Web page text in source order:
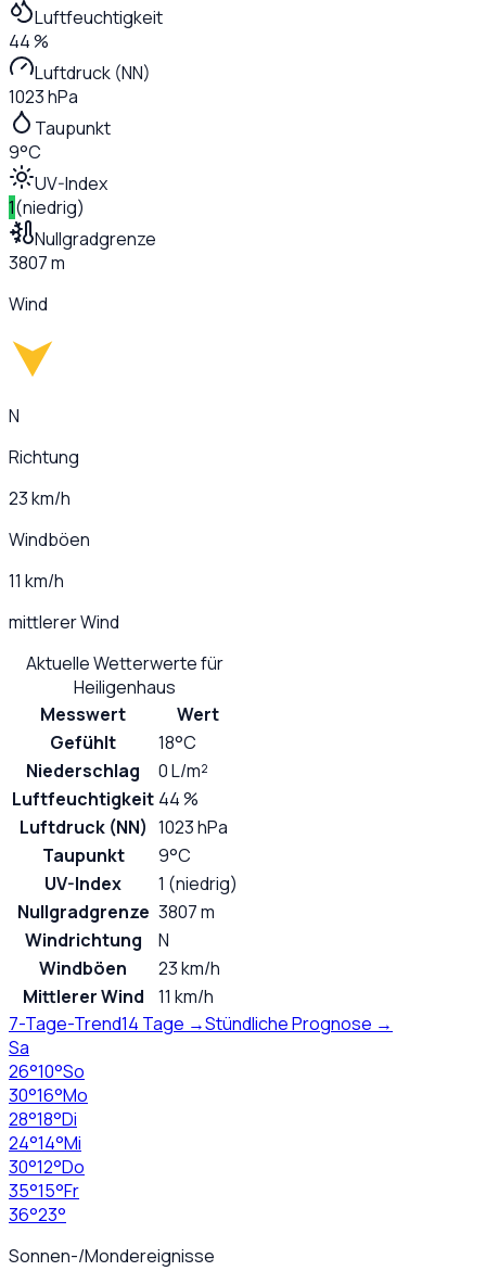
Luftfeuchtigkeit
44 %
Luftdruck (NN)
1023 hPa
Taupunkt
9°C
UV-Index
1(niedrig)
Nullgradgrenze
3807 m
Wind
N
Richtung
23 km/h
Windböen
11 km/h
mittlerer Wind
Aktuelle Wetterwerte für
Heiligenhaus
Messwert
Wert
Gefühlt
18°C
Niederschlag
0 L/m²
Luftfeuchtigkeit 44 %
Luftdruck (NN) 1023 hPa
Taupunkt
9°C
UV-Index
1 (niedrig)
Nullgradgrenze 3807 m
Windrichtung
N
Windböen
23 km/h
Mittlerer Wind
11 km/h
7-Tage-Trend14 Tage →Stündliche Prognose →
Sa
26°10°So
30°16°Mo
28°18°Di
24°14°Mi
30°12°Do
35°15°Fr
36°23°
Sonnen-/Mondereignisse